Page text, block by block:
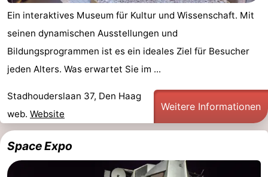
Ein interaktives Museum für Kultur und Wissenschaft. Mit
seinen dynamischen Ausstellungen und
Bildungsprogrammen ist es ein ideales Ziel für Besucher
jeden Alters. Was erwartet Sie im ...
Stadhouderslaan 37, Den Haag
web. Website
Weitere Informationen
Space Expo